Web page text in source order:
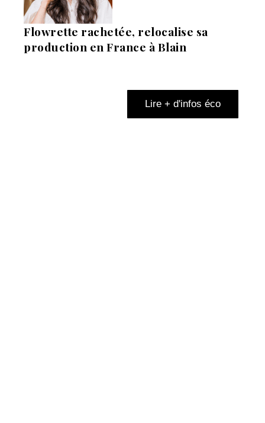
Flowrette rachetée, relocalise sa
production en France à Blain
Lire + d'infos éco